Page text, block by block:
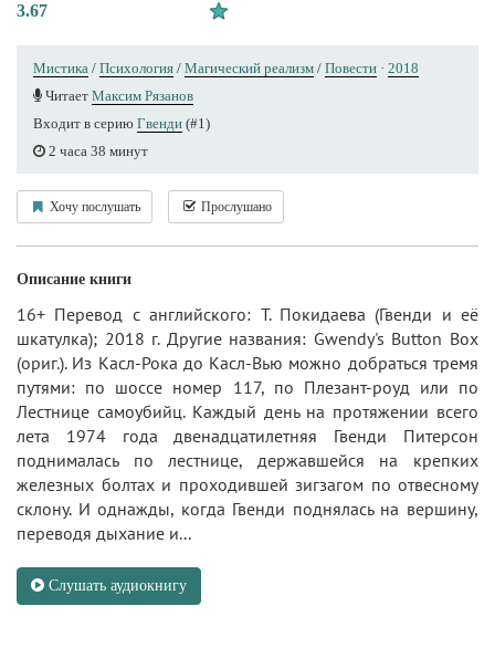
3.67
Мистика / Психология / Магический реализм / Повести · 2018
Читает Максим Рязанов
Входит в серию Гвенди (#1)
2 часа 38 минут
Хочу послушать Прослушано
Описание книги
16+ Перевод с английского: Т. Покидаева (Гвенди и её
шкатулка); 2018 г. Другие названия: Gwendy's Button Box
(ориг.). Из Касл-Рока до Касл-Вью можно добраться тремя
путями: по шоссе номер 117, по Плезант-роуд или по
Лестнице самоубийц. Каждый день на протяжении всего
лета 1974 года двенадцатилетняя Гвенди Питерсон
поднималась по лестнице, державшейся на крепких
железных болтах и проходившей зигзагом по отвесному
склону. И однажды, когда Гвенди поднялась на вершину,
переводя дыхание и...
Слушать аудиокнигу